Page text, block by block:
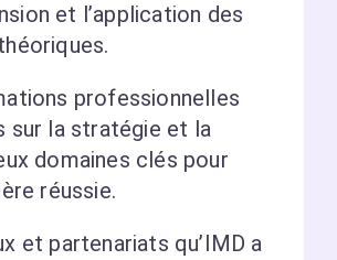
et l’application des
professionnelles
sur la stratégie et la
domaines clés pour
réussie.
et partenariats qu’IMD a